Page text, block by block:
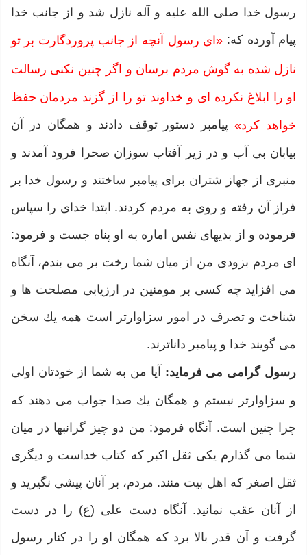
رسول خدا صلی الله علیه و آله نازل شد و از جانب خدا
پیام آورده كه: «ای رسول آنچه از جانب پروردگارت بر تو
نازل شده به گوش مردم برسان و اگر چنین نكنی رسالت
او را ابلاغ نكرده ای و خداوند تو را از گزند مردمان حفظ
خواهد كرد»پیامبر دستور توقف دادند و همگان در آن
بیابان بی آب و در زیر آفتاب سوزان صحرا فرود آمدند و
منبری از جهاز شتران برای پیامبر ساختند و رسول خدا بر
فراز آن رفته و روی به مردم كردند. ابتدا خدای را سپاس
فرموده و از بدیهای نفس اماره به او پناه جست و فرمود:
ای مردم بزودی من از میان شما رخت بر می بندم، آنگاه
می افزاید چه كسی بر مومنین در ارزیابی مصلحت ها و
شناخت و تصرف در امور سزاوارتر است همه یك سخن
می گویند خدا و پیامبر داناترند.
رسول گرامی می فرماید: آیا من به شما از خودتان اولی
و سزاوارتر نیستم و همگان یك صدا جواب می دهند كه
چرا چنین است. آنگاه فرمود: من دو چیز گرانبها در میان
شما می گذارم یكی ثقل اكبر كه كتاب خداست و دیگری
ثقل اصغر كه اهل بیت منند. مردم، بر آنان پیشی نگیرید و
از آنان عقب نمانید. آنگاه دست علی (ع) را در دست
گرفت و آن قدر بالا برد كه همگان او را در كنار رسول